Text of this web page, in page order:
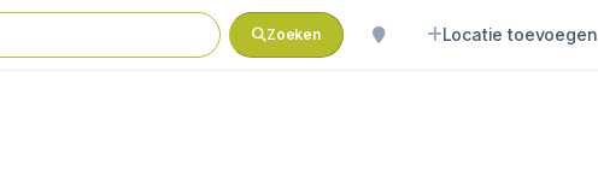
Zoeken Locatie toevoegen